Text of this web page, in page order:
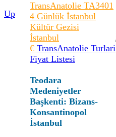
Up
TransAnatolie TA3401
4 Günlük İstanbul
Kültür Gezisi
İstanbul
€ TransAnatolie Turlari
Fiyat Listesi
Teodara
Medeniyetler
Başkenti: Bizans-
Konsantinopol
İstanbul